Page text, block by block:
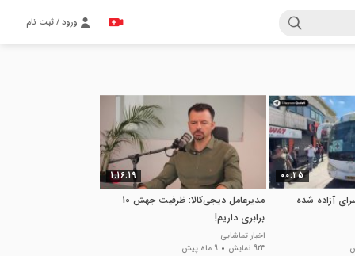
ورود / ثبت نام
00:25
آزاده شده
1:16:19
مدیرعامل دیجی‌کالا: ظرفیت جهش 10
برابری داریم!
اخبار تماشایی
924 نمایش
9 ماه پیش